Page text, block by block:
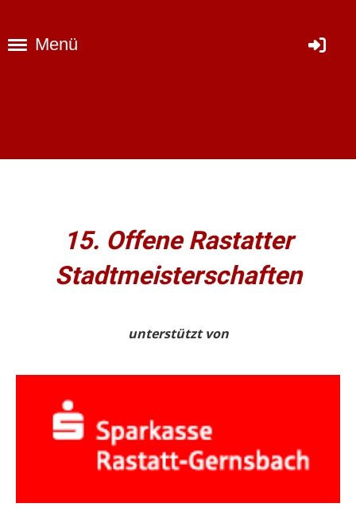
Menü
15. Offene Rastatter
Stadtmeisterschaften
unterstützt von